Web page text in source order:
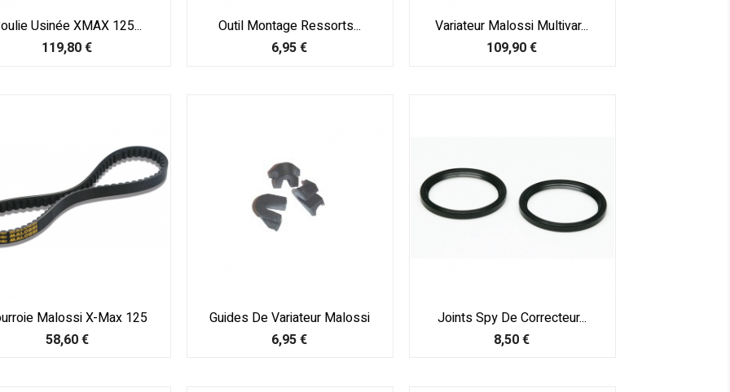
Usinée XMAX 125...
Prix
119,80 €
Outil Montage Ressorts...
Prix
6,95 €
Variateur Malossi Multivar...
Prix
109,90 €
Malossi X-Max 125
Prix
58,60 €
Guides De Variateur Malossi
Prix
6,95 €
Joints Spy De Correcteur...
Prix
8,50 €